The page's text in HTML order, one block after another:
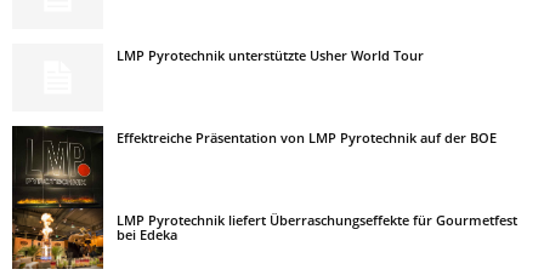
LMP Pyrotechnik unterstützte Usher World Tour
Effektreiche Präsentation von LMP Pyrotechnik auf der BOE
LMP Pyrotechnik liefert Überraschungseffekte für Gourmetfest
bei Edeka